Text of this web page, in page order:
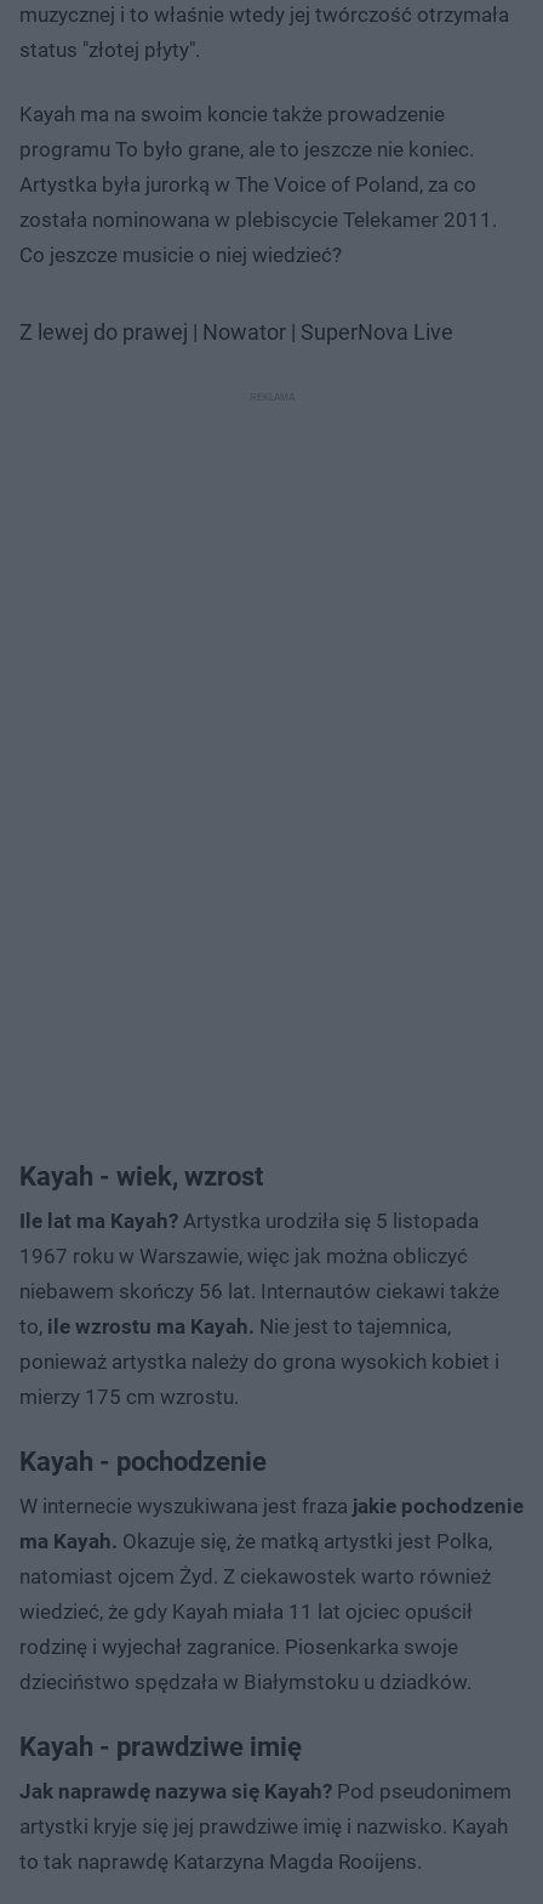
muzycznej i to właśnie wtedy jej twórczość otrzymała
status "złotej płyty".
Kayah ma na swoim koncie także prowadzenie
programu To było grane, ale to jeszcze nie koniec.
Artystka była jurorką w The Voice of Poland, za co
została nominowana w plebiscycie Telekamer 2011.
Co jeszcze musicie o niej wiedzieć?
Z lewej do prawej | Nowator | SuperNova Live
Kayah - wiek, wzrost
Ile lat ma Kayah? Artystka urodziła się 5 listopada
1967 roku w Warszawie, więc jak można obliczyć
niebawem skończy 56 lat. Internautów ciekawi także
to, ile wzrostu ma Kayah. Nie jest to tajemnica,
ponieważ artystka należy do grona wysokich kobiet i
mierzy 175 cm wzrostu.
Kayah - pochodzenie
W internecie wyszukiwana jest fraza jakie pochodzenie
ma Kayah. Okazuje się, że matką artystki jest Polka,
natomiast ojcem Żyd. Z ciekawostek warto również
wiedzieć, że gdy Kayah miała 11 lat ojciec opuścił
rodzinę i wyjechał zagranice. Piosenkarka swoje
dzieciństwo spędzała w Białymstoku u dziadków.
Kayah - prawdziwe imię
Jak naprawdę nazywa się Kayah? Pod pseudonimem
artystki kryje się jej prawdziwe imię i nazwisko. Kayah
to tak naprawdę Katarzyna Magda Rooijens.